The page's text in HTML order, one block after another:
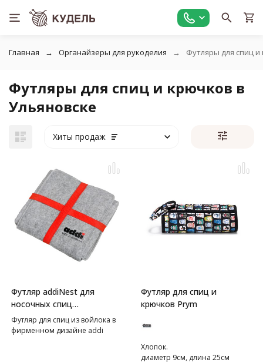
Главная Органайзеры для рукоделия Футляры для спиц
Футляры для спиц и крючков в
Ульяновске
Хиты продаж
Футляр addiNest для
носочных спиц
addiCrasyTrio
Футляр для спиц из войлока в
фирменном дизайне addi
Футляр для спиц и
крючков Prym
Хлопок.
диаметр 9см, длина 25см